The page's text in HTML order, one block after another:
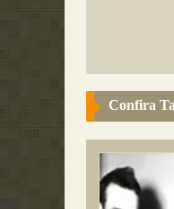
Confira